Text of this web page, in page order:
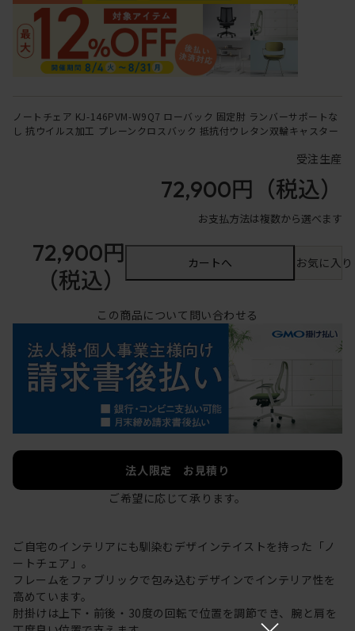
ノートチェア KJ-146PVM-W9Q7 ローバック 固定肘 ランバーサポートな
し 抗ウイルス加工 プレーンクロスバック 抵抗付ウレタン双輪キャスター
受注生産
72,900円 （税込）
お支払方法は複数から選べます
72,900円
（税込）
カートへ お気に入
この商品について問い合わせる
法人限定 お見積り
ご希望に応じて承ります。
ご自宅のインテリアにも馴染むデザインテイストを持った「ノ
ートチェア」。
フレームをファブリックで包み込むデザインでインテリア性を
高めています。
肘掛けは上下・前後・30度の回転で位置を調節でき、腕と肩を